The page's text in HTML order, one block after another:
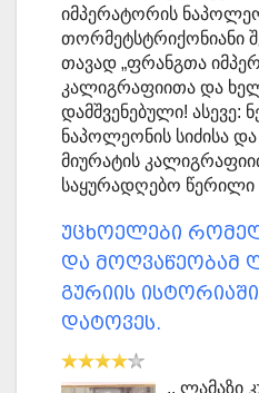
იმპერატორის
თორმეტსტრიქონიანი
თავად „ფრანგთა
კალიგრაფიითა და
დამშვენებული! ასევე:
ნაპოლეონის სიძისა
მიურატის
საყურადღებო
უცხოელები
და მოღვაწეობამ
გურიის
დატოვეს.
,, ლამაზი